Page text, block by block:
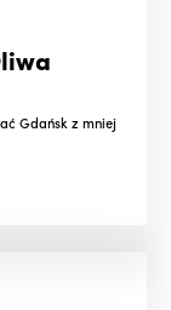
Gdańsk z mniej